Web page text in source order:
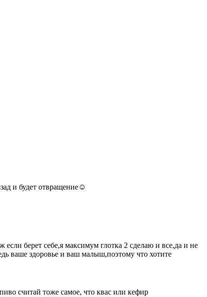
и будет отвращение☺️
берет себе,я максимум глотка 2 сделаю и все,да и не
ваше здоровье и ваш малыш,поэтому что хотите
считай тоже самое, что квас или кефир